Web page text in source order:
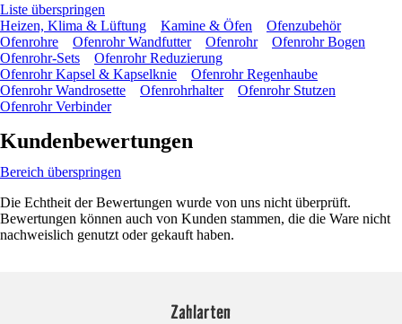
Liste überspringen
Heizen, Klima & Lüftung
Kamine & Öfen
Ofenzubehör
Ofenrohre
Ofenrohr Wandfutter Ofenrohr
Ofenrohr Bogen
Ofenrohr-Sets
Ofenrohr Reduzierung
Ofenrohr Kapsel & Kapselknie
Ofenrohr Regenhaube
Ofenrohr Wandrosette
Ofenrohrhalter
Ofenrohr Stutzen
Ofenrohr Verbinder
Kundenbewertungen
Bereich überspringen
Die Echtheit der Bewertungen wurde von uns nicht überprüft.
Bewertungen können auch von Kunden stammen, die die Ware nicht
nachweislich genutzt oder gekauft haben.
Zahlarten